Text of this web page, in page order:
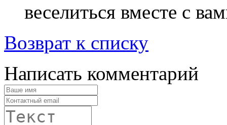
веселиться вместе с
Возврат к списку
Написать комментарий